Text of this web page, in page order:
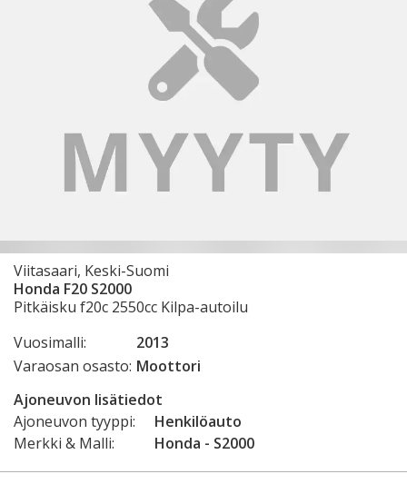
Viitasaari, Keski-Suomi
Honda F20 S2000
Pitkäisku f20c 2550cc Kilpa-autoilu
Vuosimalli:
2013
Varaosan osasto: Moottori
Ajoneuvon lisätiedot
Ajoneuvon tyyppi:
Henkilöauto
Merkki & Malli:
Honda - S2000